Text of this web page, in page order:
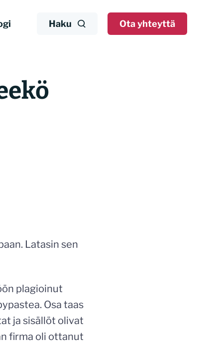
Haku Ota yhteyttä
Latasin sen
plagioinut
Osa taas
ja sisällöt olivat
firma oli ottanut